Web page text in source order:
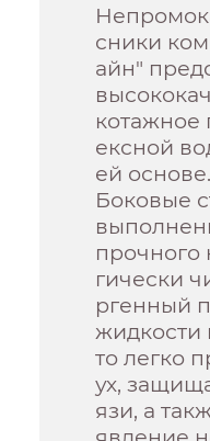
сники
айн"
котажное
ексной
ей основе.
Боковые
прочного
гически
ргенный
жидкости
то легко
ух,
язи, а